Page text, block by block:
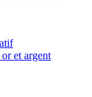
et argent